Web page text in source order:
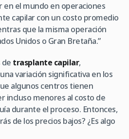
en el mundo en operaciones
capilar con un costo promedio
que la misma operación
Unidos o Gran Bretaña.”
de trasplante capilar,
variación significativa en los
algunos centros tienen
incluso menores al costo de
durante el proceso. Entonces,
de los precios bajos? ¿Es algo